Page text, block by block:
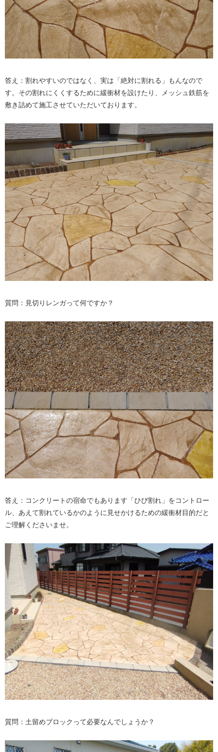
答え：割れやすいのではなく、実は「絶対に割れる」もんなので
す。その割れにくくするために緩衝材を設けたり、メッシュ鉄筋を
敷き詰めて施工させていただいております。
質問：見切りレンガって何ですか？
答え：コンクリートの宿命でもあります「ひび割れ」をコントロー
ル、あえて割れているかのように見せかけるための緩衝材目的だと
ご理解くださいませ。
質問：土留めブロックって必要なんでしょうか？